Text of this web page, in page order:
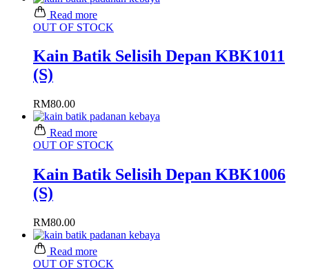
Read more
OUT OF STOCK
Kain Batik Selisih Depan KBK1011
(S)
RM80.00
Read more
OUT OF STOCK
Kain Batik Selisih Depan KBK1006
(S)
RM80.00
Read more
OUT OF STOCK